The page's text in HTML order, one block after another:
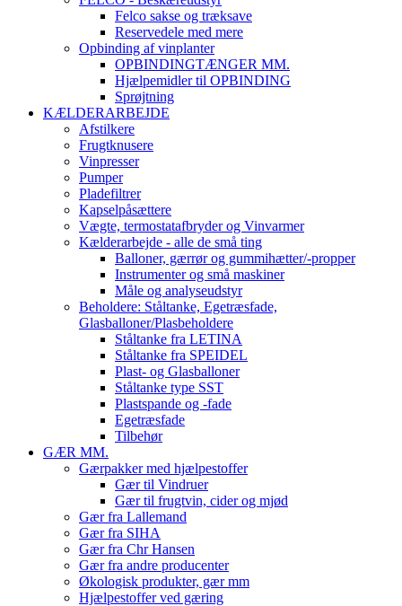
Felco sakse og træksave
Reservedele med mere
Opbinding af vinplanter
OPBINDINGTÆNGER MM.
Hjælpemidler til OPBINDING
Sprøjtning
KÆLDERARBEJDE
Afstilkere
Frugtknusere
Vinpresser
Pumper
Pladefiltrer
Kapselpåsættere
Vægte, termostatafbryder og Vinvarmer
Kælderarbejde - alle de små ting
Balloner, gærrør og gummihætter/-propper
Instrumenter og små maskiner
Måle og analyseudstyr
Beholdere: Ståltanke, Egetræsfade,
Glasballoner/Plasbeholdere
Ståltanke fra LETINA
Ståltanke fra SPEIDEL
Plast- og Glasballoner
Ståltanke type SST
Plastspande og -fade
Egetræsfade
Tilbehør
GÆR MM.
Gærpakker med hjælpestoffer
Gær til Vindruer
Gær til frugtvin, cider og mjød
Gær fra Lallemand
Gær fra SIHA
Gær fra Chr Hansen
Gær fra andre producenter
Økologisk produkter, gær mm
Hjælpestoffer ved gæring